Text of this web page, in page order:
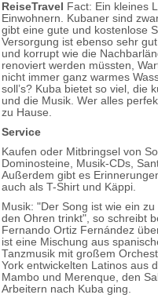
ReiseTravel
Fact: Ein kleines
Einwohnern. Kubaner sind
gibt eine gute und kostenlose
Versorgung ist ebenso sehr
und korrupt wie die
renoviert werden müssten,
nicht immer ganz warmes
soll’s? Kuba bietet so viel, die
und die Musik. Wer alles
zu Hause.
Service
Kaufen oder Mitbringsel von
Dominosteine, Musik-CDs,
Außerdem gibt es
auch als T-Shirt und Käppi.
Musik: "Der Song ist wie ein
den Ohren trinkt", so schreibt
Fernando Ortiz Fernández
ist eine Mischung aus
Tanzmusik mit großem
York entwickelten Latinos aus
Mambo und Merenque, den
Arbeitern nach Kuba ging.